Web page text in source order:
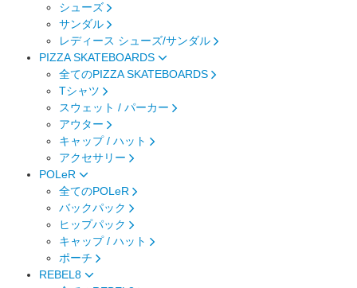
シューズ
サンダル
レディース シューズ/サンダル
PIZZA SKATEBOARDS
全てのPIZZA SKATEBOARDS
Tシャツ
スウェット / パーカー
アウター
キャップ / ハット
アクセサリー
POLeR
全てのPOLeR
バックパック
ヒップパック
キャップ / ハット
ポーチ
REBEL8